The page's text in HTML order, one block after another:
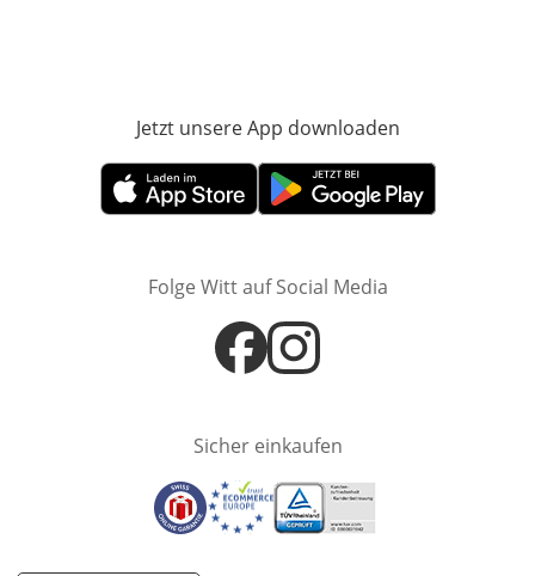
Jetzt unsere App downloaden
Öffnet in neuem FensterÖffnet in neuem Fenster
Folge Witt auf Social Media
Öffnet in neuem Fenster
Öffnet in neuem Fenster
Sicher einkaufen
Öffnet in neuem Fenster
Öffnet in neuem Fenster
Öffnet in neuem Fenster